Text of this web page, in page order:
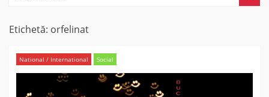
Etichetă: orfelinat
National / International Social